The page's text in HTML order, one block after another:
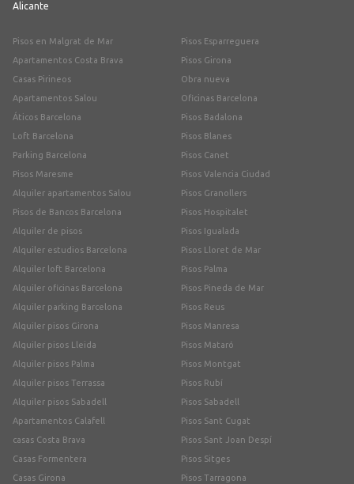
Alicante
Pisos en Malgrat de Mar
Apartamentos Costa Brava
Casas Pirineos
Apartamentos Salou
Áticos Barcelona
Loft Barcelona
Parking Barcelona
Pisos Maresme
Alquiler apartamentos Salou
Pisos de Bancos Barcelona
Alquiler de pisos
Alquiler estudios Barcelona
Alquiler loft Barcelona
Alquiler oficinas Barcelona
Alquiler parking Barcelona
Alquiler pisos Girona
Alquiler pisos Lleida
Alquiler pisos Palma
Alquiler pisos Terrassa
Alquiler pisos Sabadell
Apartamentos Calafell
casas Costa Brava
Casas Formentera
Casas Girona
Pisos Esparreguera
Pisos Girona
Obra nueva
Oficinas Barcelona
Pisos Badalona
Pisos Blanes
Pisos Canet
Pisos Valencia Ciudad
Pisos Granollers
Pisos Hospitalet
Pisos Igualada
Pisos Lloret de Mar
Pisos Palma
Pisos Pineda de Mar
Pisos Reus
Pisos Manresa
Pisos Mataró
Pisos Montgat
Pisos Rubí
Pisos Sabadell
Pisos Sant Cugat
Pisos Sant Joan Despí
Pisos Sitges
Pisos Tarragona